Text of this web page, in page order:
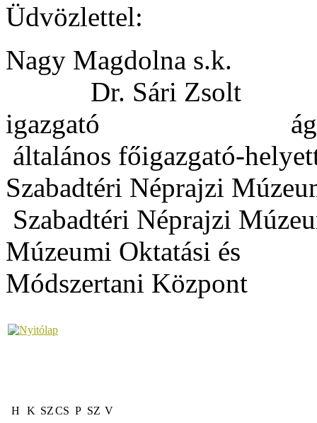
Üdvözlettel:
Nagy Magdolna
Dr. Sári Zsolt
igazgató
általános főigazgató-
Szabadtéri Néprajzi
Szabadtéri Néprajzi
Múzeumi Oktatási
Módszertani Központ
H K SZCS P SZ V